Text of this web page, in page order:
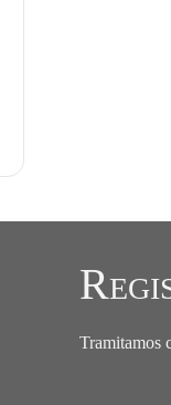
Tramitamos